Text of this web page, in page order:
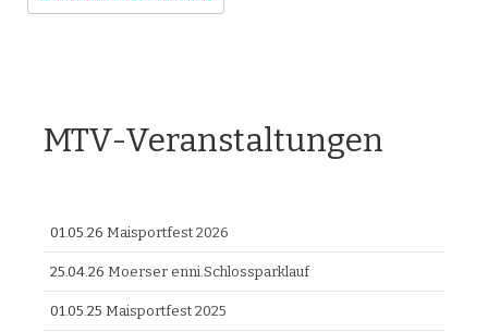
MTV-Veranstaltungen
01.05.26 Maisportfest 2026
25.04.26 Moerser enni.Schlossparklauf
01.05.25 Maisportfest 2025